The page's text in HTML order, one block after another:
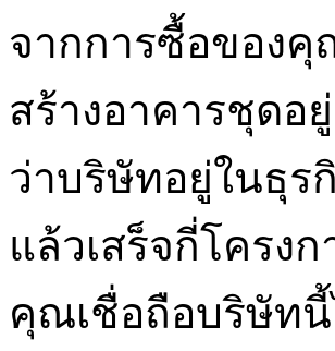
จากการซื้อของ
สร้างอาคารชุดอ
ว่าบริษัทอยู่ในธุร
แล้วเสร็จกี่โครง
คุณเชื่อถือบริษัท